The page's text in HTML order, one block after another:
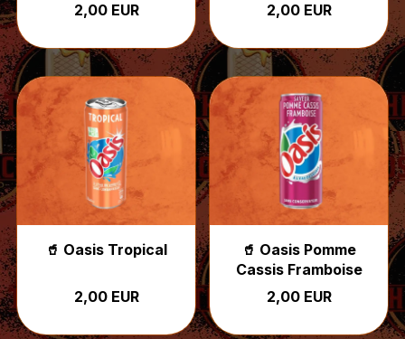
2,00 EUR
2,00 EUR
🥤 Oasis Tropical
2,00 EUR
🥤 Oasis Pomme
Cassis Framboise
2,00 EUR